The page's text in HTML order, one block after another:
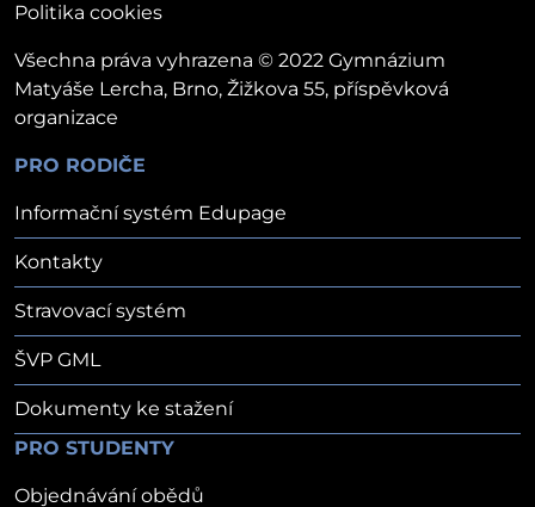
PRO RODIČE
Informační systém Edupage
Kontakty
Stravovací systém
ŠVP GML
Dokumenty ke stažení
PRO STUDENTY
Objednávání obědů
Politika cookies
Všechna práva vyhrazena © 2022 Gymnázium
Matyáše Lercha, Brno, Žižkova 55, příspěvková
organizace